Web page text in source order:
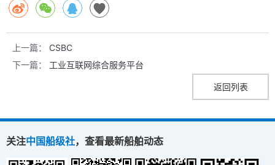
上一篇：
CSBC
下一篇：
工业互联网综合服务平台
返回列表
关注中国船级社，查看最新船舶动态